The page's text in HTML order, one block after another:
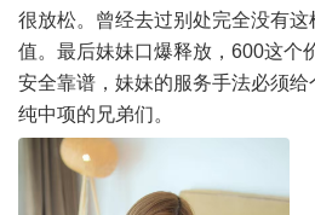
很放松。曾经去过别处完全没有
值。最后妹妹口爆释放，600这个
安全靠谱，妹妹的服务手法必须
纯中项的兄弟们。